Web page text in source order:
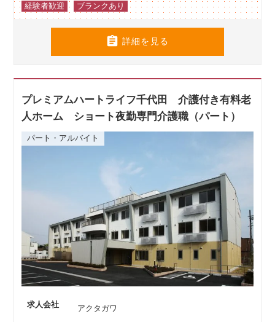
経験者歓迎
ブランクあり
 詳細を見る
プレミアムハートライフ千代田 介護付き有料老
人ホーム ショート夜勤専門介護職（パート）
パート・アルバイト
求人会社 アクタガワ